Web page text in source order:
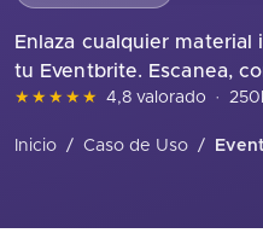
Enlaza cualquier
tu Eventbrite. Escanea,
★★★★★ 4,8 valorado ·
Inicio / Caso de Uso /